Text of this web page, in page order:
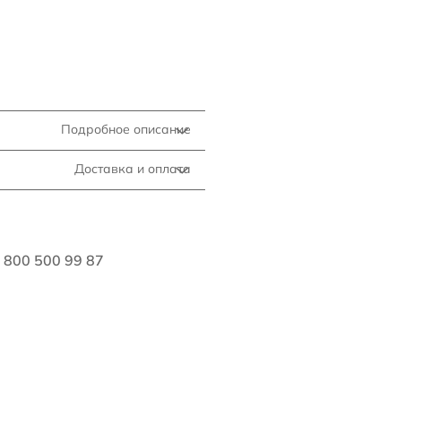
Подробное описание
Доставка и оплата
800 500 99 87